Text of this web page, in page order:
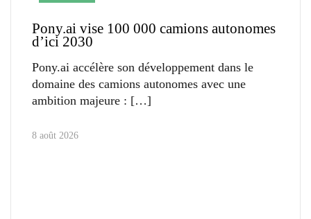
Pony.ai vise 100 000 camions autonomes
d’ici 2030
Pony.ai accélère son développement dans le
domaine des camions autonomes avec une
ambition majeure :
8 août 2026